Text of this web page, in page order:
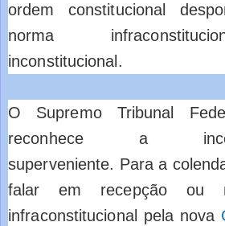
ordem constitucional
norma
inconstitucional.
O Supremo Tribunal
reconhece a
superveniente. Para a
falar em recepção ou
infraconstitucional pela nova